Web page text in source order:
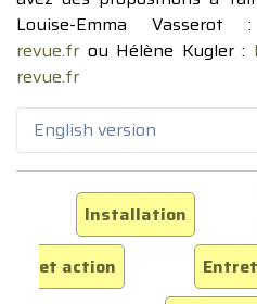
Louise-Emma Vasserot
revue.fr ou Hélène Kugler :
revue.fr
English version
Installation
et action